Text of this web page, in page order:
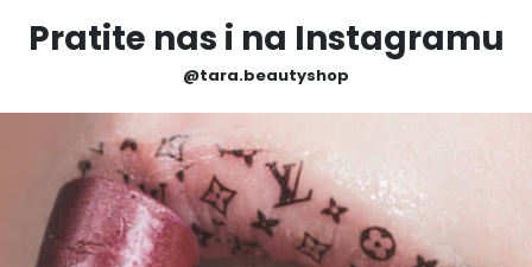
Pratite nas i na Instagramu
@tara.beautyshop